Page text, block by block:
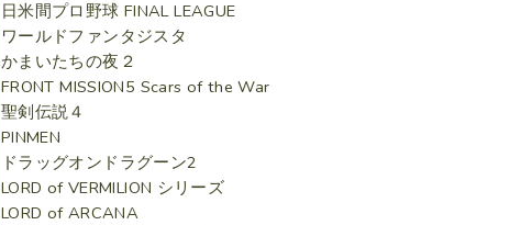
日米間プロ野球 FINAL LEAGUE
ワールドファンタジスタ
かまいたちの夜２
FRONT MISSION5 Scars of the War
聖剣伝説４
PINMEN
ドラッグオンドラグーン2
LORD of VERMILION シリーズ
LORD of ARCANA